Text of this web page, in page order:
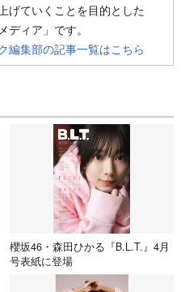
げていくことを目的とした
ディア」です。
編集部の記事一覧はこちら
櫻坂46・森田ひかる『B.L.T.』4月
号表紙に登場